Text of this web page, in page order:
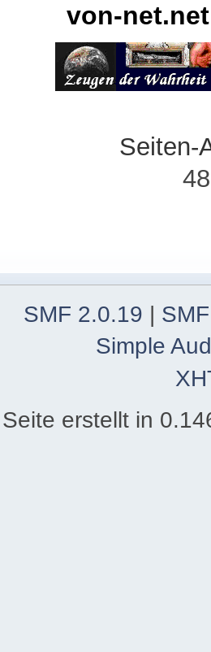
von-net.net
Seiten-
SMF 2.0.19 |
Simple
Seite erstellt in